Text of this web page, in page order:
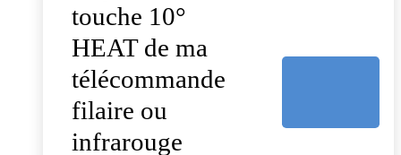
touche 10°
HEAT de ma
télécommande
filaire ou
infrarouge